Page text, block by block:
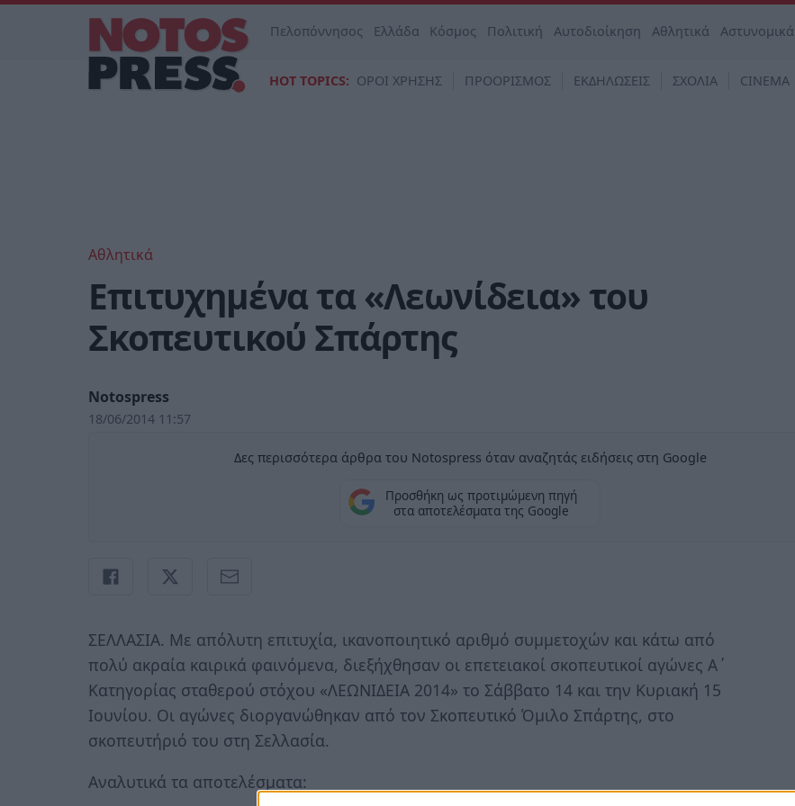
Πελοπόννησος Ελλάδα Κόσμος Πολιτική Αυτοδιοίκηση Αθλητικά Αστυνομικά
HOT TOPICS: ΟΡΟΙ ΧΡΗΣΗΣ ΠΡΟΟΡΙΣΜΟΣ ΕΚΔΗΛΩΣΕΙΣ ΣΧΟΛΙΑ CINEMA
Αθλητικά
Επιτυχημένα τα «Λεωνίδεια» του
Σκοπευτικού Σπάρτης
Notospress
18/06/2014 11:57
Δες περισσότερα άρθρα του Notospress όταν αναζητάς ειδήσεις στη Google
Προσθήκη ως προτιμώμενη πηγή
στα αποτελέσματα της Google
ΣΕΛΛΑΣΙΑ. Με απόλυτη επιτυχία, ικανοποιητικό αριθμό συμμετοχών και κάτω από
πολύ ακραία καιρικά φαινόμενα, διεξήχθησαν οι επετειακοί σκοπευτικοί αγώνες Α΄
Κατηγορίας σταθερού στόχου «ΛΕΩΝΙΔΕΙΑ 2014» το Σάββατο 14 και την Κυριακή 15
Ιουνίου. Οι αγώνες διοργανώθηκαν από τον Σκοπευτικό Όμιλο Σπάρτης, στο
σκοπευτήριό του στη Σελλασία.
Αναλυτικά τα αποτελέσματα: